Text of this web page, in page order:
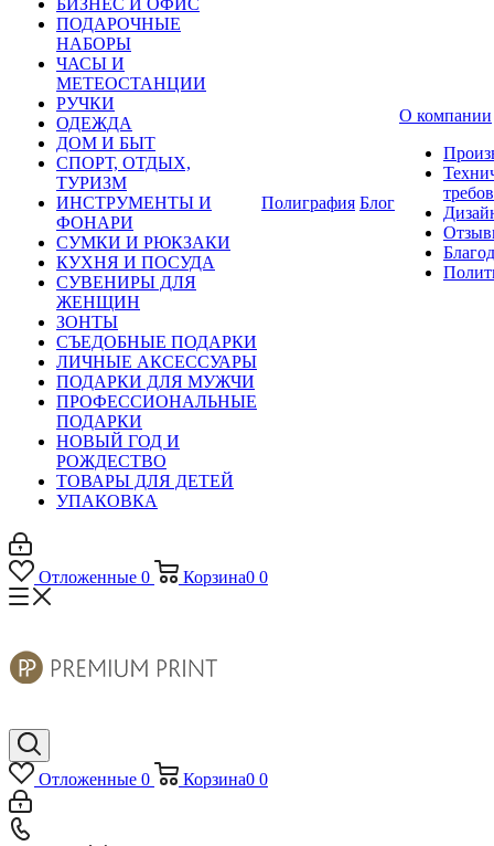
БИЗНЕС И ОФИС
ПОДАРОЧНЫЕ
НАБОРЫ
ЧАСЫ И
МЕТЕОСТАНЦИИ
РУЧКИ
ОДЕЖДА
ДОМ И БЫТ
СПОРТ, ОТДЫХ,
ТУРИЗМ
ИНСТРУМЕНТЫ И
ФОНАРИ
СУМКИ И РЮКЗАКИ
КУХНЯ И ПОСУДА
СУВЕНИРЫ ДЛЯ
ЖЕНЩИН
ЗОНТЫ
СЪЕДОБНЫЕ ПОДАРКИ
ЛИЧНЫЕ АКСЕССУАРЫ
ПОДАРКИ ДЛЯ МУЖЧИ
ПРОФЕССИОНАЛЬНЫЕ
ПОДАРКИ
НОВЫЙ ГОД И
РОЖДЕСТВО
ТОВАРЫ ДЛЯ ДЕТЕЙ
УПАКОВКА
Полиграфия Блог
О компании
Отложенные 0 Корзина0 0
Отложенные 0 Корзина0 0